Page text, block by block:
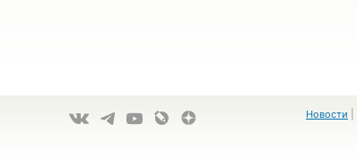
Новости